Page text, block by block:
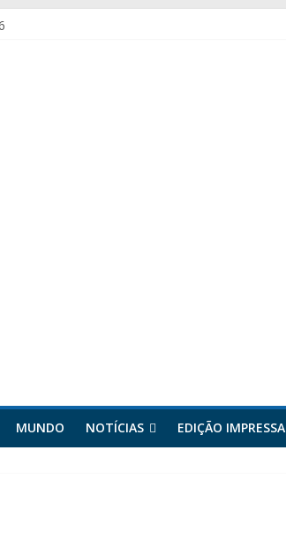
MUNDO NOTÍCIAS EDIÇÃO IMPRESSA